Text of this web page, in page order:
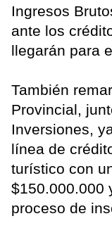
Ingresos
ante los
llegarán para
También
Provincial,
Inversiones,
línea de
turístico con
$150.000.000
proceso de